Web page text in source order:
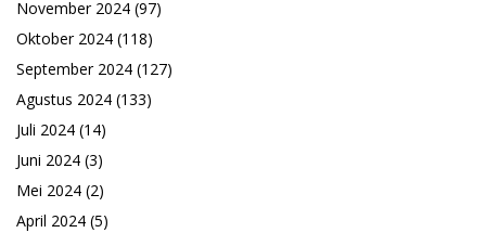
November 2024 (97)
Oktober 2024 (118)
September 2024 (127)
Agustus 2024 (133)
Juli 2024 (14)
Juni 2024 (3)
Mei 2024 (2)
April 2024 (5)